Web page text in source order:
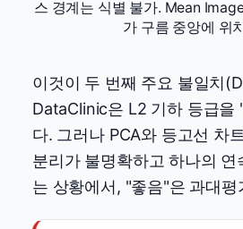
스 경계는 식별 불가. Mean
가 구름 중앙에 위
이것이 두 번째 주요 불일치
DataClinic은 L2 기하 등급을
다. 그러나 PCA와 등고선 차
분리가 불명확하고 하나의 연
는 상황에서, "좋음"은 과대평